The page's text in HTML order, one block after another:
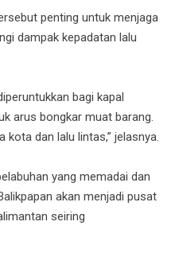
penting untuk menjaga
dampak kepadatan lalu
bagi kapal
arus bongkar muat barang.
kota dan lalu lintas,” jelasnya.
yang memadai dan
akan menjadi pusat
seiring